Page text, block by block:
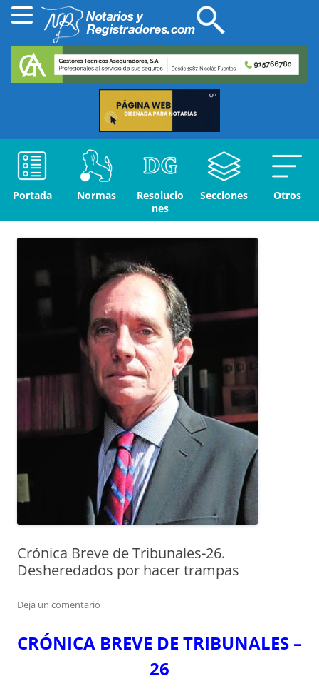
Portada Normas
Resolucio
nes
Secciones Otros
Crónica Breve de Tribunales-26.
Desheredados por hacer trampas
Deja un comentario
CRÓNICA BREVE DE TRIBUNALES –
26